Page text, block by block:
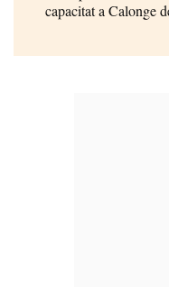
capacitat a Calonge